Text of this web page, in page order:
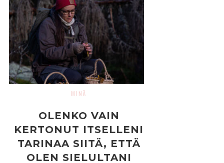
MINÄ
OLENKO VAIN
KERTONUT ITSELLENI
TARINAA SIITÄ, ETTÄ
OLEN SIELULTANI